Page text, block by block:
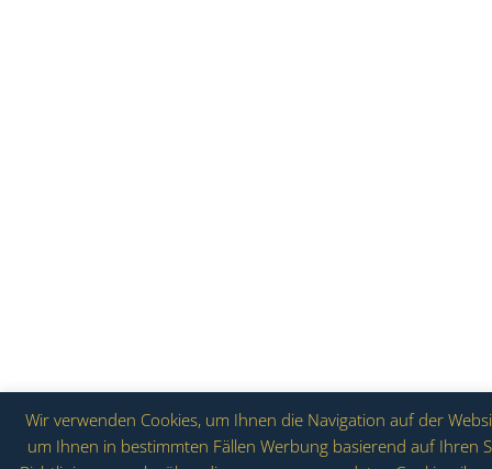
Wir verwenden Cookies, um Ihnen die Navigation auf der
um Ihnen in bestimmten Fällen Werbung basierend auf Ihren